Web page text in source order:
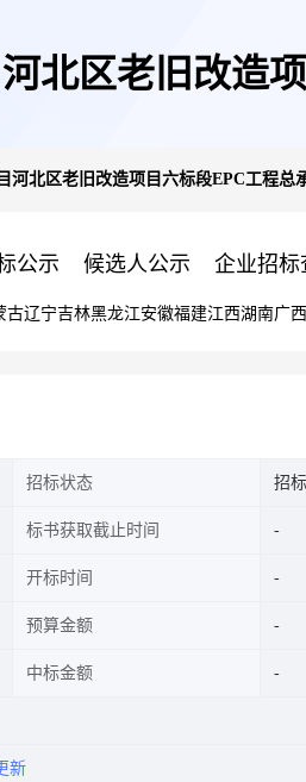
北区老旧改造
河北区老旧改造项目六标段EPC工程总
公示 候选人公示 企业招标
古辽宁吉林黑龙江安徽福建江西湖南广西
招标状态 招
标书获取截止时间
开标时间
预算金额
中标金额
新